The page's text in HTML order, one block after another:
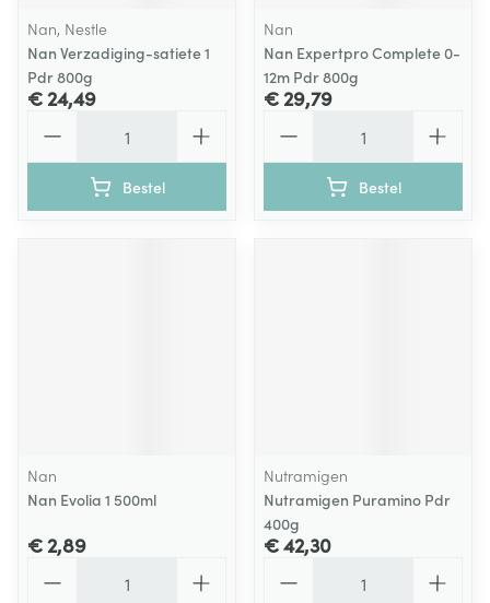
Nan, Nestle
Nan Verzadiging-satiete 1
Pdr 800g
€ 24,49
Bestel
Nan
Nan Expertpro Complete 0-
12m Pdr 800g
€ 29,79
Bestel
Nan
Nan Evolia 1 500ml
€ 2,89
Nutramigen
Nutramigen Puramino Pdr
400g
€ 42,30